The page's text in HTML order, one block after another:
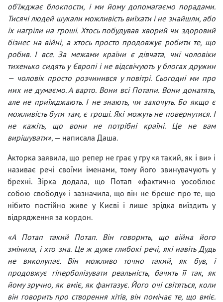
об’їжджає блокпости, і ми йому допомагаємо порадами.
Тисячі людей шукали можливість виїхати і не знайшли, або
їх нагріли на гроші. Хтось побудував хворий чи здоровий
бізнес на війні, а хтось просто продовжує робити те, що
робив. І все. За межами країни є дівчата, чиї чоловіки
тихенько сидять у Європі і не відсвічують у блогах дружин
— чоловік просто розчинився у повітрі. Сьогодні ми про
них не думаємо. А варто. Вони всі Потапи. Вони донатять,
але не приїжджають. І не знають, чи захочуть. Бо якщо є
можливість бути там, є гроші. Які можуть не повернутися. І
не кажіть, що вони не потрібні країні. Це не вам
вирішувати», — написала Даша.
Акторка заявила, що репер не грає у гру «я такий, як і ви» і
називає речі своїми іменами, тому його звинувачують у
брехні. Зірка додала, що Потап «фактично уособлює
собою свободу» і зазначила, що він не бреше про те, що
нібито постійно живе у Києві і лише зрідка виїздить у
відрядження за кордон.
«А Потап такий Потап. Він говорить, що війна його
змінила, і хто зна. Це ж дуже глибокі речі, які навіть Дудь
не виколупає. Він можливо точно такий, як був, і
продовжує гіперболізувати реальність, бачить її так, як
йому зручно, як вміє, як фантазує. Його очі світяться, коли
він говорить про створення хітів, він помічає те, що вміє.